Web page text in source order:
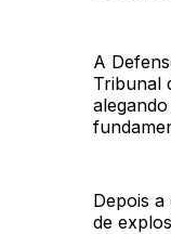
A
Tribunal
Depois
de